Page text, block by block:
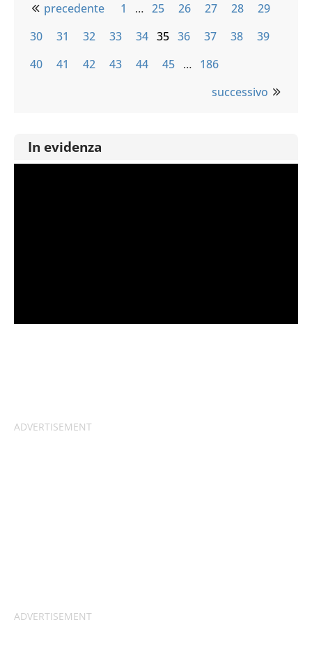
precedente 1 … 25 26 27 28
29
30
31 32 33 34 35 36 37 38
39
40
41 42 43 44 45 … 186
successivo
In evidenza